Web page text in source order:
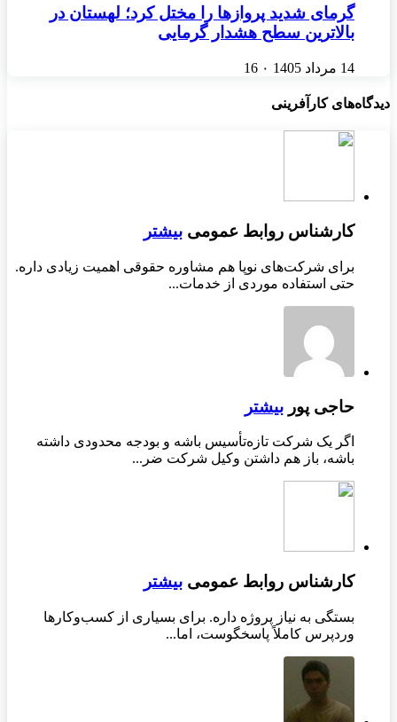
گرمای شدید پروازها را مختل کرد؛ لهستان در
بالاترین سطح هشدار گرمایی
14 مرداد 1405 ۰ 16
دیدگاه‌های کارآفرینی
کارشناس روابط عمومی بیشتر
برای شرکت‌های نوپا هم مشاوره حقوقی اهمیت زیادی داره.
حتی استفاده موردی از خدمات...
حاجی پور بیشتر
اگر یک شرکت تازه‌تأسیس باشه و بودجه محدودی داشته
باشه، باز هم داشتن وکیل شرکت ضر...
کارشناس روابط عمومی بیشتر
بستگی به نیاز پروژه داره. برای بسیاری از کسب‌وکارها
وردپرس کاملاً پاسخگوست، اما...